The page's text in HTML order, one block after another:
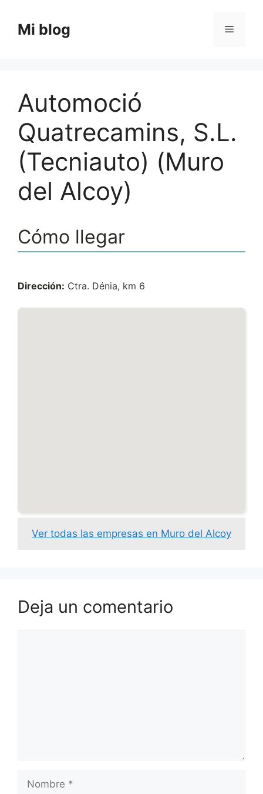
contenido
Mi blog Menú
Automoció
Quatrecamins, S.L.
(Tecniauto) (Muro
del Alcoy)
Cómo llegar
Dirección: Ctra. Dénia, km 6
Ver todas las empresas en Muro del Alcoy
Deja un comentario
Nombre